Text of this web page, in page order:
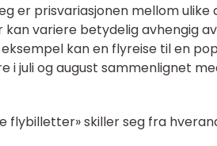
er prisvariasjonen mellom ulike
variere betydelig avhengig
kan en flyreise til en
juli og august sammenlignet
flybilletter» skiller seg fra